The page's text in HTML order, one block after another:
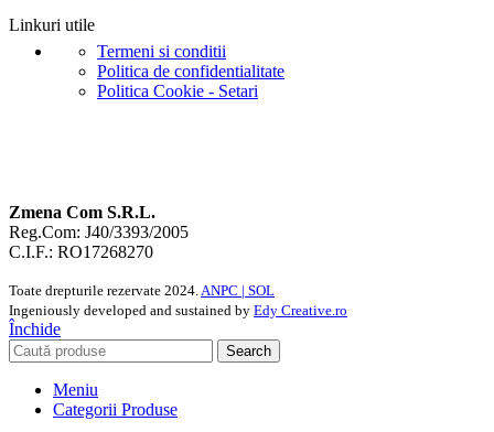
Linkuri utile
Termeni si conditii
Politica de confidentialitate
Politica Cookie - Setari
Zmena Com S.R.L.
Reg.Com: J40/3393/2005
C.I.F.: RO17268270
Toate drepturile rezervate 2024.ANPC | SOL
Ingeniously developed and sustained by Edy Creative.ro
Închide
Search
Meniu
Categorii Produse